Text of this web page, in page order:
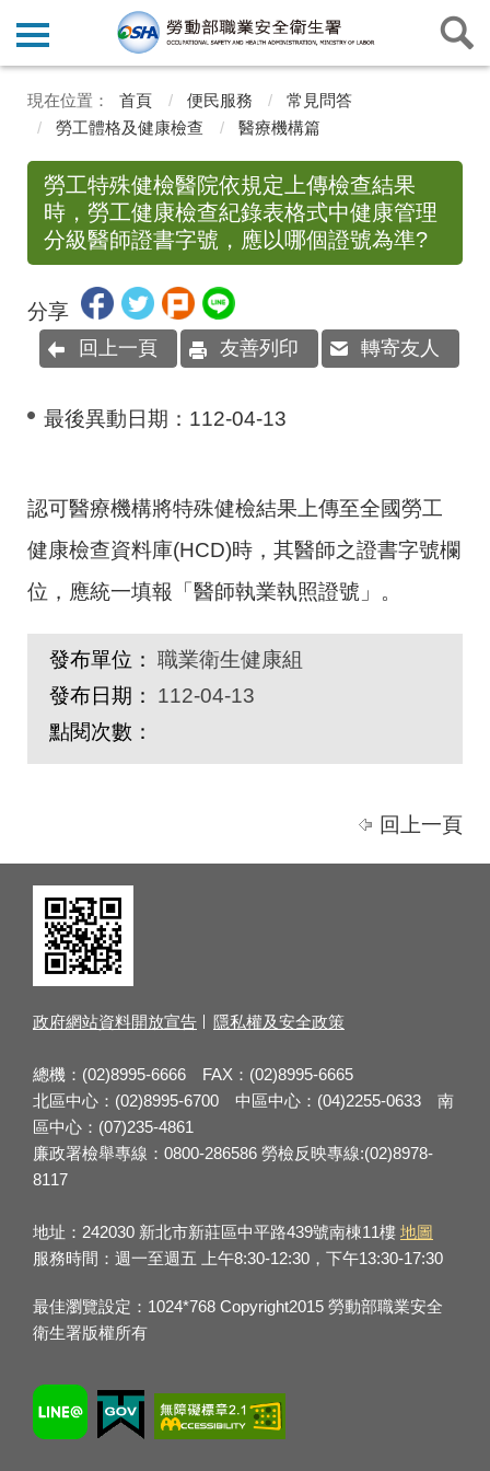
首頁 便民服務
常見問答
勞工體格及健康檢查
醫療機構篇
勞工特殊健檢醫院依規定上傳檢查結果
時，勞工健康檢查紀錄表格式中健康管理
分級醫師證書字號，應以哪個證號為準?
分享
回上一頁 友善列印 轉寄友人
最後異動日期： 112-04-13
認可醫療機構將特殊健檢結果上傳至全國勞工
健康檢查資料庫(HCD)時，其醫師之證書字號欄
位，應統一填報「醫師執業執照證號」。
發布單位： 職業衛生健康組
發布日期：
112-04-13
點閱次數：
回上一頁
政府網站資料開放宣告 隱私權及安全政策
總機：(02)8995-6666 FAX：(02)8995-6665
北區中心：(02)8995-6700 中區中心：(04)2255-0633 南
區中心：(07)235-4861
廉政署檢舉專線：0800-286586 勞檢反映專線:(02)8978-
8117
地址：242030 新北市新莊區中平路439號南棟11樓 地圖
服務時間：週一至週五 上午8:30-12:30，下午13:30-17:30
最佳瀏覽設定：1024*768 Copyright2015 勞動部職業安全
衛生署版權所有